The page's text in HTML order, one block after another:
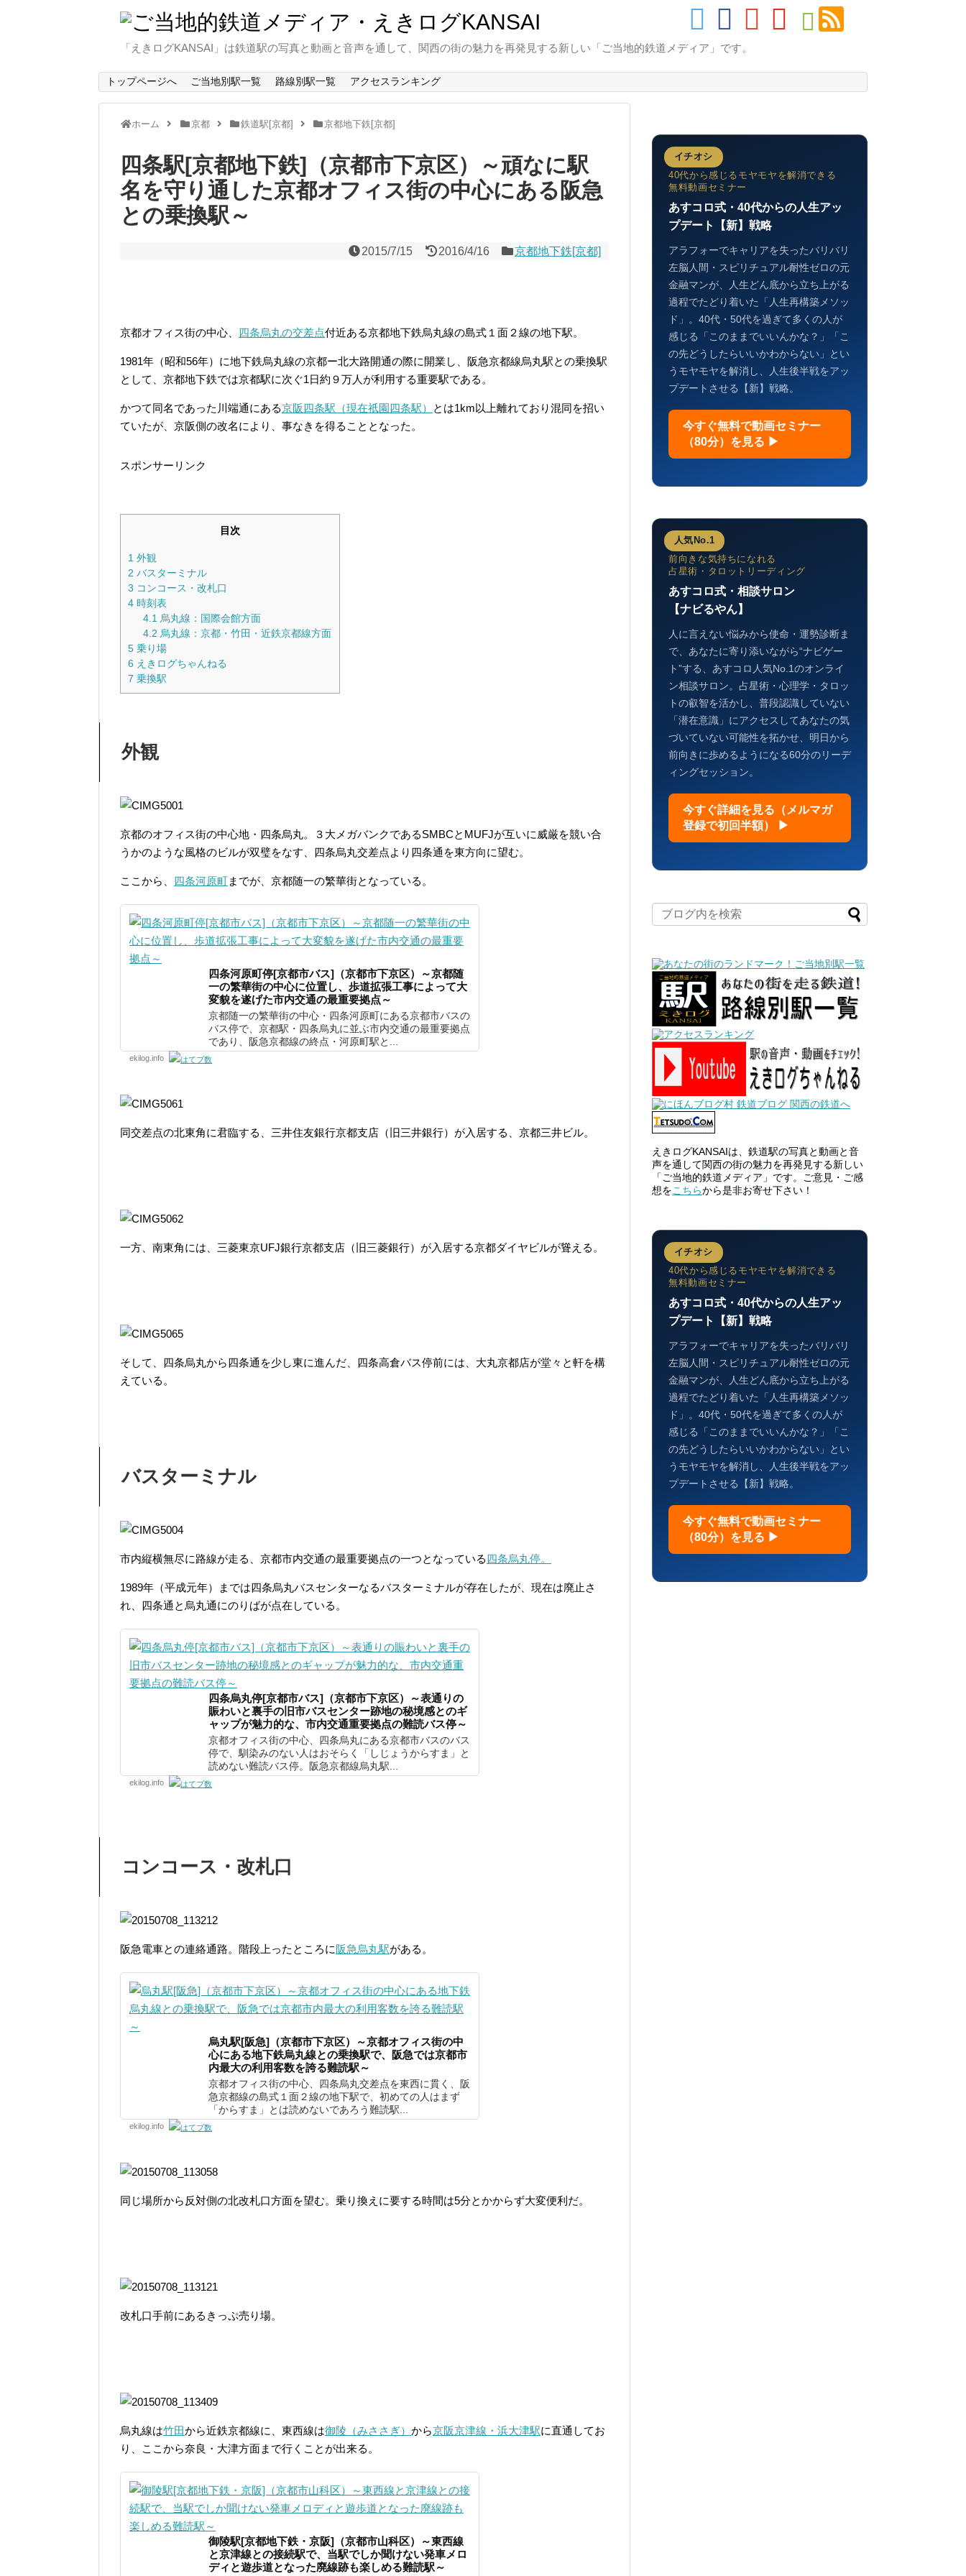
「えきログKANSAI」は鉄道駅の写真と動画と音声を通して、関西の街の魅力を再発見する新しい「ご当地的鉄道メディア」です。
トップページへ ご当地別駅一覧 路線別駅一覧 アクセスランキング
ホーム 京都 鉄道駅[京都] 京都地下鉄[京都]
四条駅[京都地下鉄]（京都市下京区）～頑なに駅
名を守り通した京都オフィス街の中心にある阪急
との乗換駅～
2015/7/15 2016/4/16 京都地下鉄[京都]
京都オフィス街の中心、 四条烏丸の交差点付近ある京都地下鉄烏丸線の島式１面２線の地下駅。
1981年（昭和56年）に地下鉄烏丸線の京都ー北大路開通の際に開業し、阪急京都線烏丸駅との乗換駅
として、京都地下鉄では京都駅に次ぐ1日約９万人が利用する重要駅である。
かつて同名であった川端通にある京阪四条駅（現在祇園四条駅）
とは1km以上離れており混同を招い
ていたが、京阪側の改名により、事なきを得ることとなった。
スポンサーリンク
目次
1 外観
2 バスターミナル
3 コンコース・改札口
4 時刻表
4.1 烏丸線：国際会館方面
4.2 烏丸線：京都・竹田・近鉄京都線方面
5 乗り場
6 えきログちゃんねる
7 乗換駅
外観
京都のオフィス街の中心地・四条烏丸。３大メガバンクであるSMBCとMUFJが互いに威厳を競い合
うかのような風格のビルが双璧をなす、四条烏丸交差点より四条通を東方向に望む。
ここから、 四条河原町までが、京都随一の繁華街となっている。
四条河原町停[京都市バス]（京都市下京区）～京都随
一の繁華街の中心に位置し、歩道拡張工事によって大
変貌を遂げた市内交通の最重要拠点～
京都随一の繁華街の中心・四条河原町にある京都市バスの
バス停で、京都駅・四条烏丸に並ぶ市内交通の最重要拠点
であり、阪急京都線の終点・河原町駅と...
ekilog.info
同交差点の北東角に君臨する、三井住友銀行京都支店（旧三井銀行）が入居する、京都三井ビル。
一方、南東角には、三菱東京UFJ銀行京都支店（旧三菱銀行）が入居する京都ダイヤビルが聳える。
そして、四条烏丸から四条通を少し東に進んだ、四条高倉バス停前には、大丸京都店が堂々と軒を構
えている。
バスターミナル
市内縦横無尽に路線が走る、京都市内交通の最重要拠点の一つとなっている四条烏丸停。
1989年（平成元年）までは四条烏丸バスセンターなるバスターミナルが存在したが、現在は廃止さ
れ、四条通と烏丸通にのりばが点在している。
四条烏丸停[京都市バス]（京都市下京区）～表通りの
賑わいと裏手の旧市バスセンター跡地の秘境感とのギ
ャップが魅力的な、市内交通重要拠点の難読バス停～
京都オフィス街の中心、四条烏丸にある京都市バスのバス
停で、馴染みのない人はおそらく「しじょうからすま」と
読めない難読バス停。阪急京都線烏丸駅...
ekilog.info
コンコース・改札口
阪急電車との連絡通路。階段上ったところに阪急烏丸駅がある。
烏丸駅[阪急]（京都市下京区）～京都オフィス街の中
心にある地下鉄烏丸線との乗換駅で、阪急では京都市
内最大の利用客数を誇る難読駅～
京都オフィス街の中心、四条烏丸交差点を東西に貫く、阪
急京都線の島式１面２線の地下駅で、初めての人はまず
「からすま」とは読めないであろう難読駅...
ekilog.info
同じ場所から反対側の北改札口方面を望む。乗り換えに要する時間は5分とかからず大変便利だ。
改札口手前にあるきっぷ売り場。
烏丸線は竹田から近鉄京都線に、東西線は御陵（みささぎ） から京阪京津線・浜大津駅に直通してお
り、ここから奈良・大津方面まで行くことが出来る。
御陵駅[京都地下鉄・京阪]（京都市山科区）～東西線
と京津線との接続駅で、当駅でしか聞けない発車メロ
ディと遊歩道となった廃線跡も楽しめる難読駅～
イチオシ
40代から感じるモヤモヤを解消できる
無料動画セミナー
あすコロ式・40代からの人生アッ
プデート【新】戦略
アラフォーでキャリアを失ったバリバリ
左脳人間・スピリチュアル耐性ゼロの元
金融マンが、人生どん底から立ち上がる
過程でたどり着いた「人生再構築メソッ
ド」。40代・50代を過ぎて多くの人が
感じる「このままでいいんかな？」「こ
の先どうしたらいいかわからない」とい
うモヤモヤを解消し、人生後半戦をアッ
プデートさせる【新】戦略。
今すぐ無料で動画セミナー
（80分）を見る ▶
人気No.1
前向きな気持ちになれる
占星術・タロットリーディング
あすコロ式・相談サロン
【ナビるやん】
人に言えない悩みから使命・運勢診断ま
で、あなたに寄り添いながら“ナビゲー
ト”する、あすコロ人気No.1のオンライ
ン相談サロン。占星術・心理学・タロッ
トの叡智を活かし、普段認識していない
「潜在意識」にアクセスしてあなたの気
づいていない可能性を拓かせ、明日から
前向きに歩めるようになる60分のリーデ
ィングセッション。
今すぐ詳細を見る（メルマガ
登録で初回半額） ▶
えきログKANSAIは、鉄道駅の写真と動画と音
声を通して関西の街の魅力を再発見する新しい
「ご当地的鉄道メディア」です。ご意見・ご感
想をこちらから是非お寄せ下さい！
イチオシ
40代から感じるモヤモヤを解消できる
無料動画セミナー
あすコロ式・40代からの人生アッ
プデート【新】戦略
アラフォーでキャリアを失ったバリバリ
左脳人間・スピリチュアル耐性ゼロの元
金融マンが、人生どん底から立ち上がる
過程でたどり着いた「人生再構築メソッ
ド」。40代・50代を過ぎて多くの人が
感じる「このままでいいんかな？」「こ
の先どうしたらいいかわからない」とい
うモヤモヤを解消し、人生後半戦をアッ
プデートさせる【新】戦略。
今すぐ無料で動画セミナー
（80分）を見る ▶